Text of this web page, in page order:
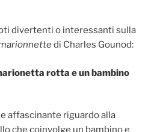
divertenti o interessanti sulla
di Charles Gounod:
rotta e un bambino
affascinante riguardo alla
che coinvolge un bambino e